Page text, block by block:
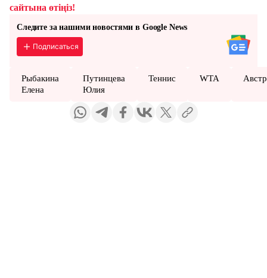
сайтына өтіңіз!
Следите за нашими новостями в Google News
Подписаться
Рыбакина
Елена
Путинцева
Юлия
Теннис WTA